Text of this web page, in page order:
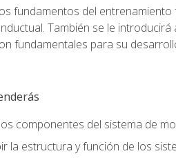
fundamentos del entrenamiento
También se le
fundamentales para su
componentes del sistema de
la estructura y función de los